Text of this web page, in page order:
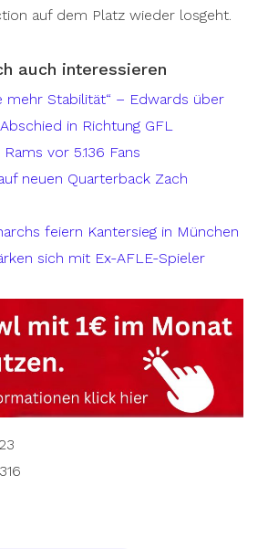
auf dem Platz wieder losgeht.
auch interessieren
mehr Stabilität“ – Edwards über
in Richtung GFL
vor 5.136 Fans
neuen Quarterback Zach
feiern Kantersieg in München
sich mit Ex-AFLE-Spieler